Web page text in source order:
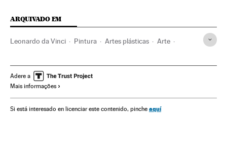
ARQUIVADO EM
Leonardo da Vinci Pintura Artes plásticas Arte
Adere a
Mais informações
Si está interesado en licenciar este contenido, pinche aquí